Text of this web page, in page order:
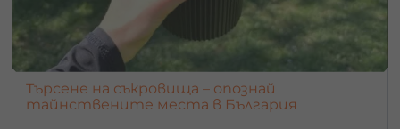
Търсене на съкровища – опознай
тайнствените места в България